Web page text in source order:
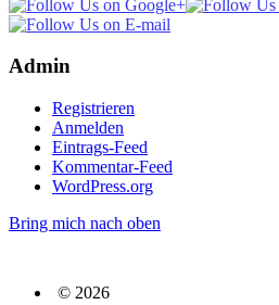
Admin
Registrieren
Anmelden
Eintrags-Feed
Kommentar-Feed
WordPress.org
Bring mich nach oben
© 2026